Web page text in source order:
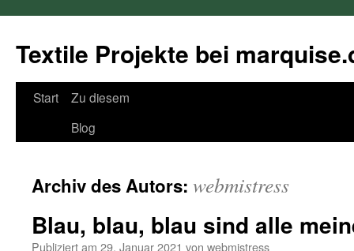
Textile Projekte bei
Springe
Start
Zu diesem
Blog
Archiv des Autors: webmistress
Blau, blau, blau sind alle
Publiziert am 29. Januar 2021 von webmistress